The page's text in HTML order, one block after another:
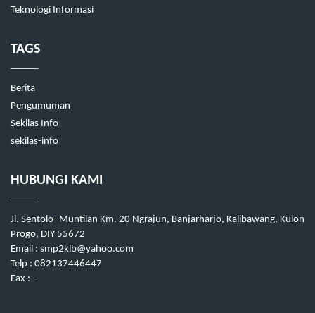
Teknologi Informasi
TAGS
Berita
Pengumuman
Sekilas Info
sekilas-info
HUBUNGI KAMI
Jl. Sentolo- Muntilan Km. 20 Ngrajun, Banjarharjo, Kalibawang, Kulon
Progo, DIY 55672
Email : smp2klb@yahoo.com
Telp : 082137446447
Fax : -